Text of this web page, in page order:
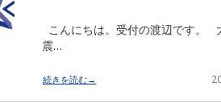
こんにちは。受付の渡辺です。
震…
続きを読む→